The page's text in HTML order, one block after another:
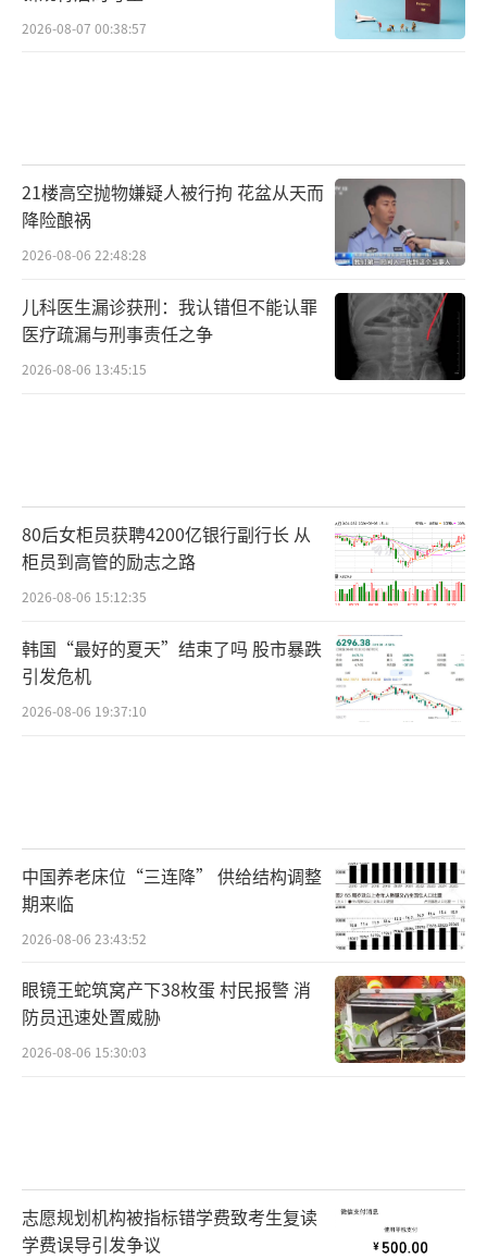
2026-08-07 00:38:57
21楼高空抛物嫌疑人被行拘 花盆从天而
降险酿祸
2026-08-06 22:48:28
儿科医生漏诊获刑：我认错但不能认罪
医疗疏漏与刑事责任之争
2026-08-06 13:45:15
80后女柜员获聘4200亿银行副行长 从
柜员到高管的励志之路
2026-08-06 15:12:35
韩国“最好的夏天”结束了吗 股市暴跌
引发危机
2026-08-06 19:37:10
中国养老床位“三连降” 供给结构调整
期来临
2026-08-06 23:43:52
眼镜王蛇筑窝产下38枚蛋 村民报警 消
防员迅速处置威胁
2026-08-06 15:30:03
志愿规划机构被指标错学费致考生复读
学费误导引发争议